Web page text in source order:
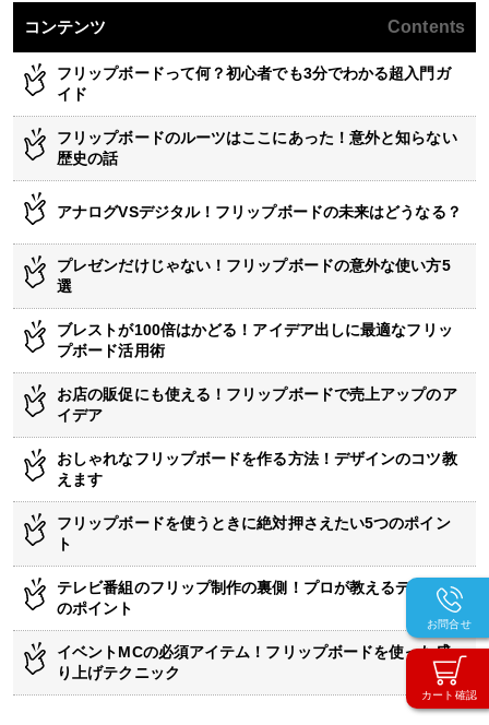
カート確認
お問合せ
コンテンツ Contents
フリップボードって何？初心者でも3分でわかる超入門ガ
イド
フリップボードのルーツはここにあった！意外と知らない
歴史の話
アナログVSデジタル！フリップボードの未来はどうなる？
プレゼンだけじゃない！フリップボードの意外な使い方5
選
ブレストが100倍はかどる！アイデア出しに最適なフリッ
プボード活用術
お店の販促にも使える！フリップボードで売上アップのア
イデア
おしゃれなフリップボードを作る方法！デザインのコツ教
えます
フリップボードを使うときに絶対押さえたい5つのポイン
ト
テレビ番組のフリップ制作の裏側！プロが教えるデザイン
のポイント
イベントMCの必須アイテム！フリップボードを使った盛
り上げテクニック